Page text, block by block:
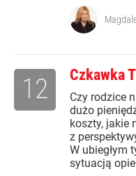
Czkawka
Czy rodzice
dużo
koszty, jakie
z
W ubiegłym
sytuacją
12